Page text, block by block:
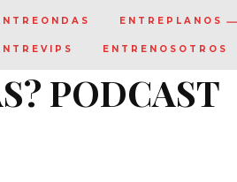
ENTREPLANOS
ENTRENOSOTROS
PODCAST